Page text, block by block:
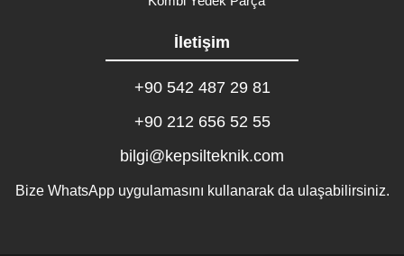
İletişim
+90 542 487 29 81
+90 212 656 52 55
bilgi@kepsilteknik.com
Bize WhatsApp uygulamasını kullanarak da ulaşabilirsiniz.